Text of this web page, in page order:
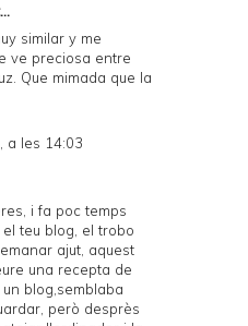
similar y me
ve preciosa entre
Que mimada que la
a les 14:03
i fa poc temps
teu blog, el trobo
ajut, aquest
una recepta de
blog,semblaba
però desprès